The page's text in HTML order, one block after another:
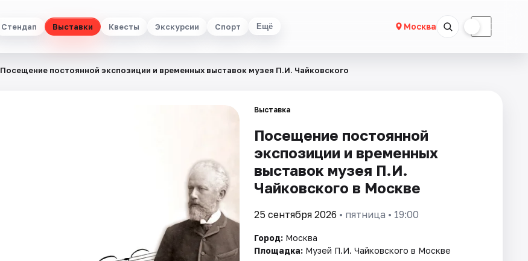
Стендап Выставки Квесты Экскурсии Спорт Ещё Москва ☾
Посещение постоянной экспозиции и временных выставок музея П.И. Чайковского
Выставка
Посещение постоянной
экспозиции и временных
выставок музея П.И.
Чайковского в Москве
25 сентября 2026 • пятница • 19:00
Город: Москва
Площадка: Музей П.И. Чайковского в Москве